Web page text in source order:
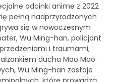
odcinki anime z 2022
pełną nadprzyrodzonych
się w nowoczesnym
Wu Ming-han, policjant
i traumami,
ducha Mao Mao.
Wu Ming-han zostaje